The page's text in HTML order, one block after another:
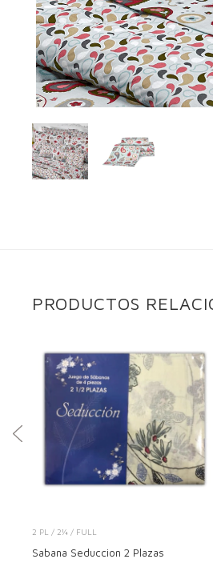
PRODUCTOS
2 PL / 2¼ / FULL
Sabana Seduccion 2 Plazas